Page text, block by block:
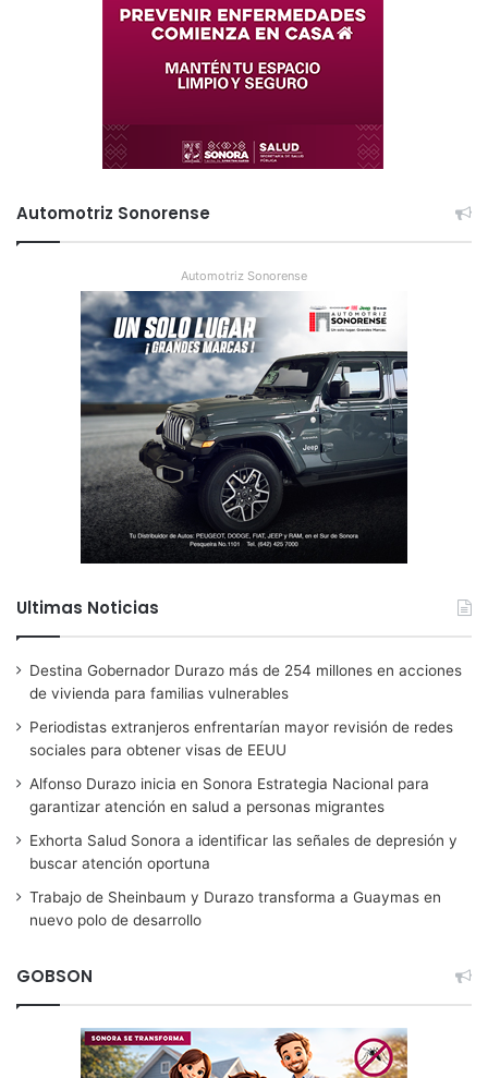
Automotriz Sonorense
Automotriz Sonorense
Ultimas Noticias
Destina Gobernador Durazo más de 254 millones en acciones
de vivienda para familias vulnerables
Periodistas extranjeros enfrentarían mayor revisión de redes
sociales para obtener visas de EEUU
Alfonso Durazo inicia en Sonora Estrategia Nacional para
garantizar atención en salud a personas migrantes
Exhorta Salud Sonora a identificar las señales de depresión y
buscar atención oportuna
Trabajo de Sheinbaum y Durazo transforma a Guaymas en
nuevo polo de desarrollo
GOBSON